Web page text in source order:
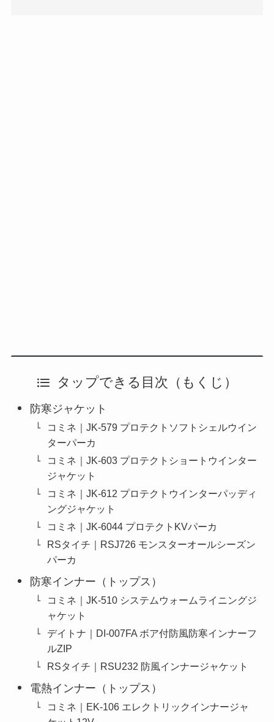
タップできる目次（もくじ）
防寒ジャケット
コミネ｜JK-579 プロテクトソフトシェルウイン
ターパーカ
コミネ｜JK-603 プロテクトショートウインター
ジャケット
コミネ｜JK-612 プロテクトウインターパッディ
ングジャケット
コミネ｜JK-6044 プロテクトKVパーカ
RSタイチ｜RSJ726 モンスターオールシーズン
パーカ
防寒インナー（トップス）
コミネ｜JK-510 システムウォームライニングジ
ャケット
デイトナ｜DI-007FA ボア付防風防寒インナーフ
ルZIP
RSタイチ｜RSU232 防風インナージャケット
電熱インナー（トップス）
コミネ｜EK-106 エレクトリックインナージャ